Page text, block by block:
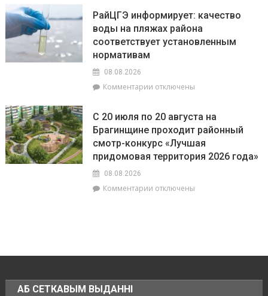
на
пике
энергии
Брагинском
РОВД
рассказали,
за
БПЛА
РайЦГЭ информирует: качество
воды на пляжах района
соответствует установленным
нормативам
08.08.2026
Комментарии к
информирует:
качество
воды
на
соответствует
отключены
С 20 июля по 20 августа на
Брагинщине проходит районный
смотр-конкурс «Лучшая
придомовая территория 2026 года»
08.08.2026
Комментарии к
20
на
отключены
АБ СЕТКАВЫМ ВЫДАННІ